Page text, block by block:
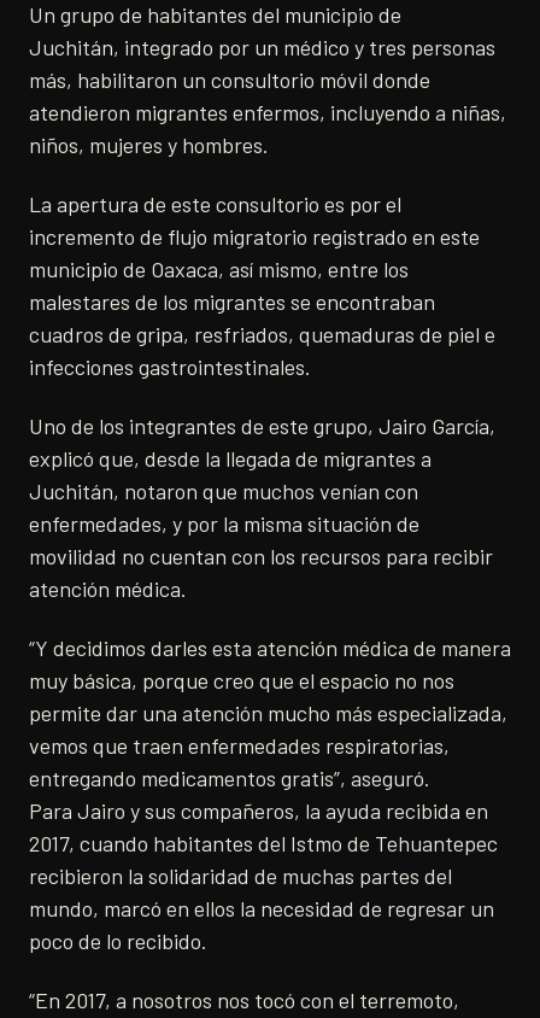
Un grupo de habitantes del municipio de
Juchitán, integrado por un médico y tres personas
más, habilitaron un consultorio móvil donde
atendieron migrantes enfermos, incluyendo a niñas,
niños, mujeres y hombres.
La apertura de este consultorio es por el
incremento de flujo migratorio registrado en este
municipio de Oaxaca, así mismo, entre los
malestares de los migrantes se encontraban
cuadros de gripa, resfriados, quemaduras de piel e
infecciones gastrointestinales.
Uno de los integrantes de este grupo, Jairo García,
explicó que, desde la llegada de migrantes a
Juchitán, notaron que muchos venían con
enfermedades, y por la misma situación de
movilidad no cuentan con los recursos para recibir
atención médica.
“Y decidimos darles esta atención médica de manera
muy básica, porque creo que el espacio no nos
permite dar una atención mucho más especializada,
vemos que traen enfermedades respiratorias,
entregando medicamentos gratis”, aseguró.
Para Jairo y sus compañeros, la ayuda recibida en
2017, cuando habitantes del Istmo de Tehuantepec
recibieron la solidaridad de muchas partes del
mundo, marcó en ellos la necesidad de regresar un
poco de lo recibido.
“En 2017, a nosotros nos tocó con el terremoto,